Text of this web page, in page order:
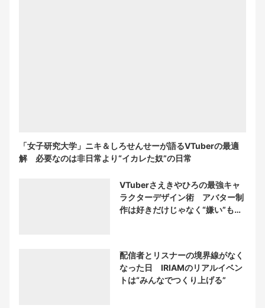
「女子研究大学」ニキ＆しろせんせーが語るVTuberの最適
解 必要なのは非日常より“イカレた奴”の日常
VTuberさえきやひろの最強キャ
ラクターデザイン術 アバター制
作は好きだけじゃなく“嫌い”もブ
配信者とリスナーの境界線がなく
なった日 IRIAMのリアルイベン
トは“みんなでつくり上げる”